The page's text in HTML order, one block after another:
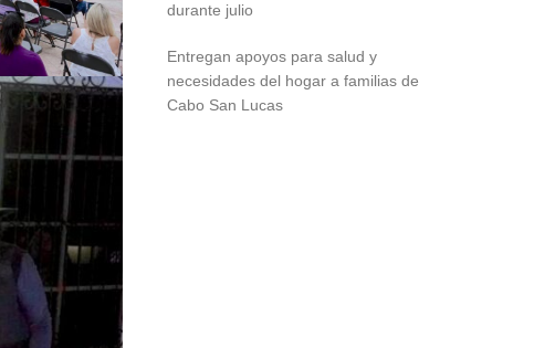
durante julio
Entregan apoyos para salud y
necesidades del hogar a familias de
Cabo San Lucas